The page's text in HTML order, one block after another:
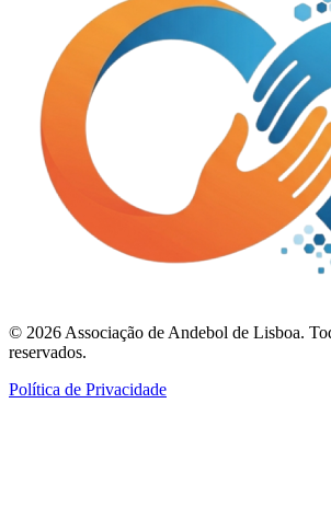
© 2026 Associação de Andebol de Lisboa.
reservados.
Política de Privacidade